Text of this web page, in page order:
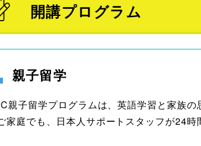
開講プログラム
親子留学
親子留学プログラムは、英語学習と家族
家庭でも、日本人サポートスタッフが24